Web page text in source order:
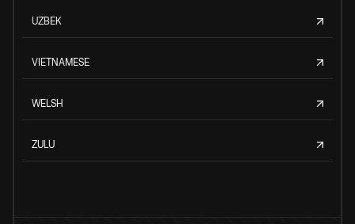
UZBEK
VIETNAMESE
WELSH
ZULU